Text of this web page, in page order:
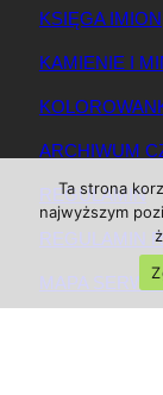
KSIĘGA IMION
KAMIENIE I
ARCHIWUM
REGULAMIN
REGULAMIN
MAPA
Ta strona
najwyższym